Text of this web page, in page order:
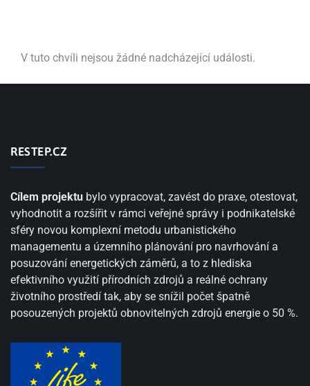
V tuto chvíli nejsou žádné nadcházející události.
RESTEP.CZ
Cílem projektu bylo vypracovat, zavést do praxe, otestovat,
vyhodnotit a rozšířit v rámci veřejné správy i podnikatelské
sféry novou komplexní metodu urbanistického
managementu a územního plánování pro navrhování a
posuzování energetických záměrů, a to z hlediska
efektivního využití přírodních zdrojů a reálné ochrany
životního prostředí tak, aby se snížil počet špatně
posouzených projektů obnovitelných zdrojů energie o 50 %.